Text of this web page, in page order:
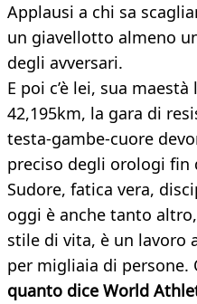
Applausi a chi sa
un giavellotto almeno
degli avversari.
E poi c’è lei, sua
42,195km, la gara di
testa-gambe-cuore
preciso degli orologi fin
Sudore, fatica vera,
oggi è anche tanto
stile di vita, è un lavoro
per migliaia di persone.
quanto dice World